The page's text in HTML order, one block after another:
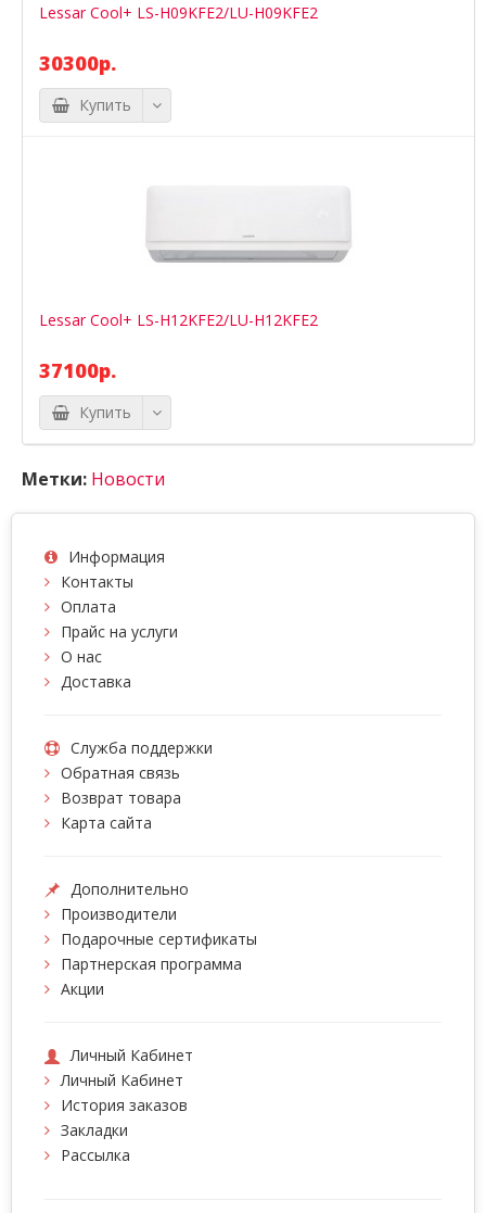
Lessar Cool+ LS-H09KFE2/LU-H09KFE2
30300р.
Купить
Lessar Cool+ LS-H12KFE2/LU-H12KFE2
37100р.
Купить
Метки: Новости
Информация
Контакты
Оплата
Прайс на услуги
О нас
Доставка
Служба поддержки
Обратная связь
Возврат товара
Карта сайта
Дополнительно
Производители
Подарочные сертификаты
Партнерская программа
Акции
Личный Кабинет
Личный Кабинет
История заказов
Закладки
Рассылка